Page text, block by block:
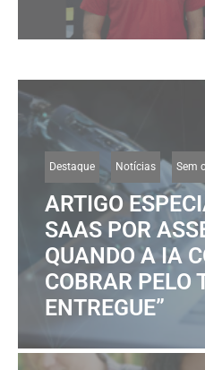
Destaque Notícias Sem
ARTIGO
SAAS POR
QUANDO A IA
COBRAR PELO
ENTREGUE”